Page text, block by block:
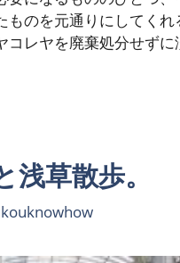
ものを元通りにしてく
コレヤを廃棄処分せずに
草散歩。